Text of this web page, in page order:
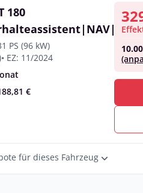
180
PS (96 kW)
• EZ: 11/2024
€
für dieses Fahrzeug